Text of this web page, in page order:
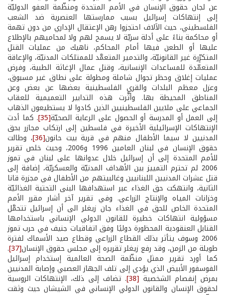
عن لجان حقوق الإنسان في الأمم المتحدة ومنظّمة العفو الدوليّة
إلى إنتهاكات إسرائيل بسبب ممارستها العنصرية ضد الشعب
الفلسطيني، حيث الآلاف احتجزوا رهن الإعتقال الإداري من دون تهمة
أو محاكمة بناءً على أدلة سريّة لا يسمح لهم ولا لمحاميهم بالإطلاع
عليها أو الطعن فيها أمام المحاكم، ناهيك من عمليات القتل
المتكرِّرة غير القانونيّة، والتدمير المتعمَّد للممتلكات المدنيّة، والإعاقة
المتعمّدة للمساعدات الإنسانية، وقتل عمال الإغاثة الطبية، وفرض
عمليات إغلاق وحظر تجوال شاملة ومطولة على نطاق غير مسبوق،
وعزل معظم البلدات والقرى الفلسطينية بعضها عن بعض وعن
المناطق المحيطة بها. وأثَّرت هذه التدابير التعميمية للعقاب
الجماعي على ملايين الفلسطينيين الذين كادوا لا يستطيعون الذهاب
إلى العمل أو المدرسة أو الحصول على الرعاية الصحيّة[35] . كما أدت
الإنتهاكات الإسرائيلية الأخيرة في فلسطين إلى ارتكاب مجازر بحق
المدنيين لا سيما الأطفال منهم في قرية بيت حانون[36] ، وطالت
حقوق الإنسان في لبنان العامين 1996 و2006، وحيث خلص تقرير
للأمم المتحدة إلى أن إسرائيل خلال عدوانها على لبنان في تموز
2006 لم تحترم التمييز بين الأهداف المدنيّة والعسكريّة، إضافة إلى
قتل عشرات المدنيين اللبنانيين وغالبيتهم من الأطفال في مجزرة قانا
الثانية، وانتهكت حق الغذاء عبر استهدافها البنى التحتية الغذائيّة
وخزانات المياه والإنتاج الزراعي. وفي تقرير آخر أشار مقرر الأمم
المتحدة الخاص للحق في الغذاء جان زيغلر الى أن إسرائيل تتحمَّل
مسؤولية انتهاكات خطيرة للقانون الدولي الإنساني باستخدامها
القنابل العنقودية المحظورة دوليًا وفق اتفاقيات جنيف في حرب تموز
2006 وسوف يتأثر بذلك القطاع الزراعي وقطاع صيد الأسماك لفترة
طويلة من الزمن، وقد رفع زيغلر تقريره إلى مجلس حقوق الإنسان[37]
.
كما أورد تقرير ممثل منظّمة الصحة العالمية إستخدام إسرائيل
الفوسفور الأبيض الذي يؤدي إلى تلف الجهاز العصبي وإصابة المدنيين
بمرض إنفصام الشخصية [38] . تضاف إلى ذلك، الإنتهاكات الروسية
لحقوق الإنسان والقانون الدولي الإنساني في الشيشان حيث وثقت